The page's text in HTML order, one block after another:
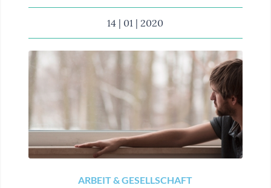
14 | 01 | 2020
ARBEIT & GESELLSCHAFT